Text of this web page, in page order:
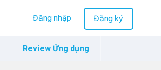
Đăng nhập Đăng ký
Review Ứng dụng